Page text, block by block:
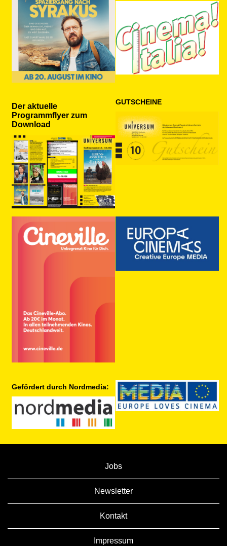
Der aktuelle
Programmflyer zum
Download
GUTSCHEINE
Gefördert durch Nordmedia:
Jobs
Newsletter
Kontakt
Impressum